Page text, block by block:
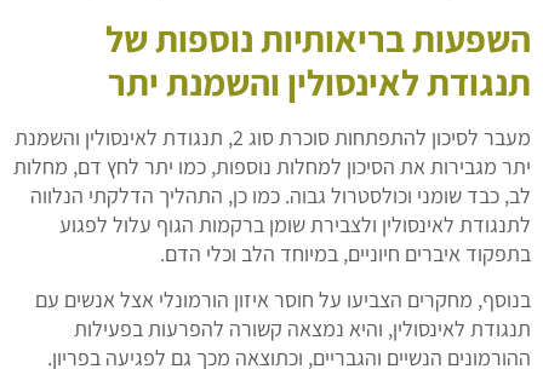
השפעות בריאותיות נוספות של
תנגודת לאינסולין והשמנת יתר
מעבר לסיכון להתפתחות סוכרת סוג 2, תנגודת לאינסולין והשמנת
יתר מגבירות את הסיכון למחלות נוספות, כמו יתר לחץ דם, מחלות
לב, כבד שומני וכולסטרול גבוה. כמו כן, התהליך הדלקתי הנלווה
לתנגודת לאינסולין ולצבירת שומן ברקמות הגוף עלול לפגוע
בתפקוד איברים חיוניים, במיוחד הלב וכלי הדם.
בנוסף, מחקרים הצביעו על חוסר איזון הורמונלי אצל אנשים עם
תנגודת לאינסולין, והיא נמצאה קשורה להפרעות בפעילות
ההורמונים הנשיים והגבריים, וכתוצאה מכך גם לפגיעה בפריון.